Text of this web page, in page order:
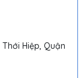
Hiệp, Quận